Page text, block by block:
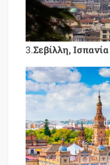
3.Σεβίλλη, Ισπανία